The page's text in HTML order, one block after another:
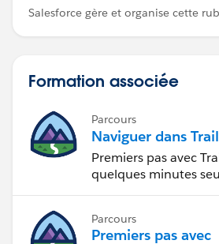
Salesforce gère et organise cette
Formation associée
Parcours
Naviguer dans
Premiers pas avec
quelques minutes
Parcours
Premiers pas avec